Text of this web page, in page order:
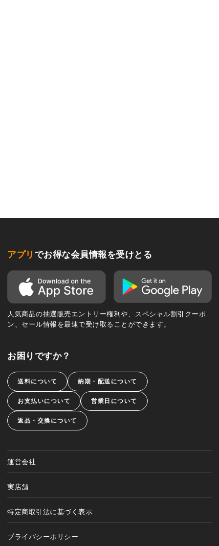
アプリ でお得な会員情報を受けとる
人気商品の抽選販売エントリー権利や、スペシャル割引クーポ
ン、セール情報を最速で受け取ることができます。
お困りですか？
送料について 納期・配送について
お支払いについて 営業日について
返品・交換について
運営会社
実店舗
特定商取引法に基づく表示
プライバシーポリシー